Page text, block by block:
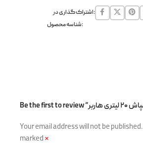
اشتراک گذاری در:
شناسه محصول:
Your email address will not be published.
marked*